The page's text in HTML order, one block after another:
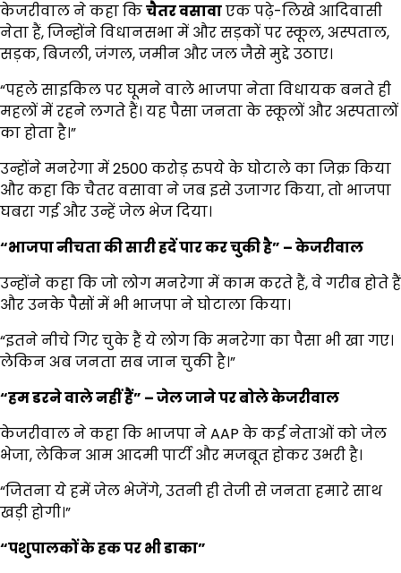
केजरीवाल ने कहा किचैतर वसावाएक पढ़े-लिखे आदिवासी
नेता हैं, जिन्होंने विधानसभा में और सड़कों पर स्कूल, अस्पताल,
सड़क, बिजली, जंगल, जमीन और जल जैसे मुद्दे उठाए।
“पहले साइकिल पर घूमने वाले भाजपा नेता विधायक बनते ही
महलों में रहने लगते हैं। यह पैसा जनता के स्कूलों और अस्पतालों
का होता है।”
उन्होंने मनरेगा में 2500 करोड़ रुपये के घोटाले का जिक्र किया
और कहा कि चैतर वसावा ने जब इसे उजागर किया, तो भाजपा
घबरा गई और उन्हें जेल भेज दिया।
“भाजपा नीचता की सारी हदें पार कर चुकी है” – केजरीवाल
उन्होंने कहा कि जो लोग मनरेगा में काम करते हैं, वे गरीब होते हैं
और उनके पैसों में भी भाजपा ने घोटाला किया।
“इतने नीचे गिर चुके हैं ये लोग कि मनरेगा का पैसा भी खा गए।
लेकिन अब जनता सब जान चुकी है।”
“हम डरने वाले नहीं हैं” – जेल जाने पर बोले केजरीवाल
केजरीवाल ने कहा कि भाजपा ने AAP के कई नेताओं को जेल
भेजा, लेकिन आम आदमी पार्टी और मजबूत होकर उभरी है।
“जितना ये हमें जेल भेजेंगे, उतनी ही तेजी से जनता हमारे साथ
खड़ी होगी।”
“पशुपालकों के हक पर भी डाका”